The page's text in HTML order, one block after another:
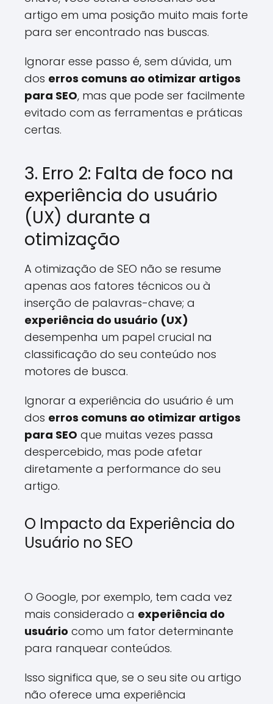
artigo em uma posição muito mais forte
para ser encontrado nas buscas.
Ignorar esse passo é, sem dúvida, um
dos erros comuns ao otimizar artigos
para SEO, mas que pode ser facilmente
evitado com as ferramentas e práticas
certas.
3. Erro 2: Falta de foco na
experiência do usuário
(UX) durante a
otimização
A otimização de SEO não se resume
apenas aos fatores técnicos ou à
inserção de palavras-chave; a
experiência do usuário (UX)
desempenha um papel crucial na
classificação do seu conteúdo nos
motores de busca.
Ignorar a experiência do usuário é um
dos erros comuns ao otimizar artigos
para SEO que muitas vezes passa
despercebido, mas pode afetar
diretamente a performance do seu
artigo.
O Impacto da Experiência do
Usuário no SEO
O Google, por exemplo, tem cada vez
mais considerado a experiência do
usuário como um fator determinante
para ranquear conteúdos.
Isso significa que, se o seu site ou artigo
não oferece uma experiência